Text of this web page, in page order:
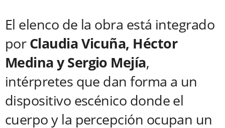
El elenco de la obra está integrado
porClaudia Vicuña, Héctor
Medina y Sergio Mejía,
intérpretes que dan forma a un
dispositivo escénico donde el
cuerpo y la percepción ocupan un